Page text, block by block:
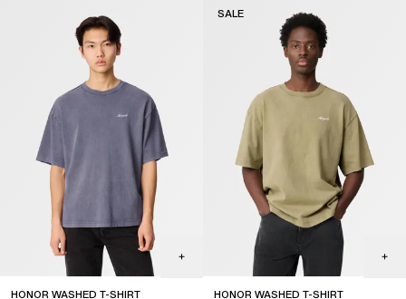
HONOR WASHED T-SHIRT HONOR WASHED T-SHIRT
SALE